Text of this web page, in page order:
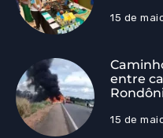
15 de
entre
15 de